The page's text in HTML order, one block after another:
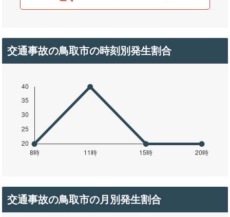
交通事故の鳥取市の時刻別発生割合
交通事故の鳥取市の月別発生割合